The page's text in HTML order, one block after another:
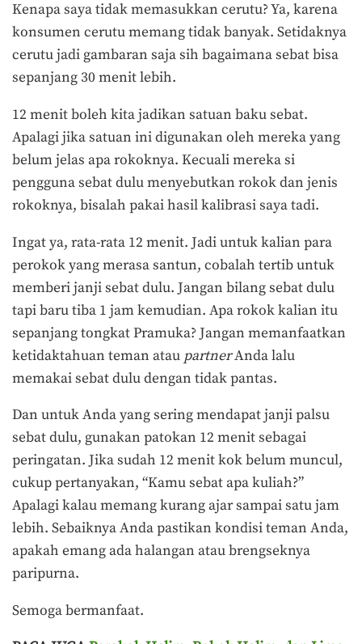
Kenapa saya tidak memasukkan cerutu? Ya, karena
konsumen cerutu memang tidak banyak. Setidaknya
cerutu jadi gambaran saja sih bagaimana sebat bisa
sepanjang 30 menit lebih.
12 menit boleh kita jadikan satuan baku sebat.
Apalagi jika satuan ini digunakan oleh mereka yang
belum jelas apa rokoknya. Kecuali mereka si
pengguna sebat dulu menyebutkan rokok dan jenis
rokoknya, bisalah pakai hasil kalibrasi saya tadi.
Ingat ya, rata-rata 12 menit. Jadi untuk kalian para
perokok yang merasa santun, cobalah tertib untuk
memberi janji sebat dulu. Jangan bilang sebat dulu
tapi baru tiba 1 jam kemudian. Apa rokok kalian itu
sepanjang tongkat Pramuka? Jangan memanfaatkan
ketidaktahuan teman atau partnerAnda lalu
memakai sebat dulu dengan tidak pantas.
Dan untuk Anda yang sering mendapat janji palsu
sebat dulu, gunakan patokan 12 menit sebagai
peringatan. Jika sudah 12 menit kok belum muncul,
cukup pertanyakan, “Kamu sebat apa kuliah?”
Apalagi kalau memang kurang ajar sampai satu jam
lebih. Sebaiknya Anda pastikan kondisi teman Anda,
apakah emang ada halangan atau brengseknya
paripurna.
Semoga bermanfaat.